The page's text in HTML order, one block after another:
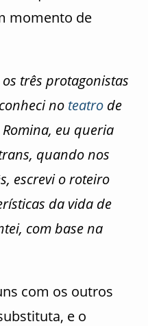
momento de
três protagonistas
no teatrode
eu queria
quando nos
escrevi o roteiro
da vida de
com base na
com os outros
e o